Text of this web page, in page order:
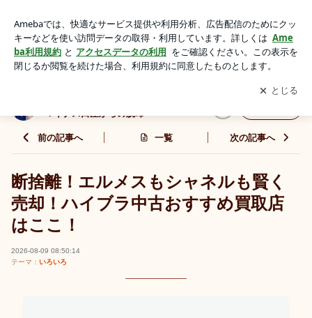
め買取店はここ！ | お嬢様育ちの50代 / 2026無職＆独身マイナ
ス口座からの脱却
アプリをダウンロードして ブログの更新通知
を受け取りまし
ょう。
開く
マイナス口座からの脱却
前の記事へ 一覧 次の記事へ
断捨離！エルメスもシャネルも賢く
売却！ハイブラ中古おすすめ買取店
はここ！
2026-08-09 08:50:14
テーマ： いろいろ